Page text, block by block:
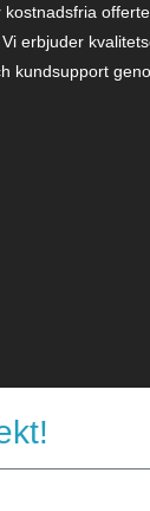
erbjuder
kundsupport